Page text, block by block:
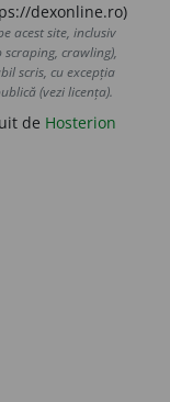
dexonline.ro)
acest site, inclusiv
crawling),
scris, cu excepția
(vezi licența).
de Hosterion